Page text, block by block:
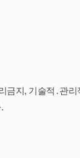
지, 기술적․관